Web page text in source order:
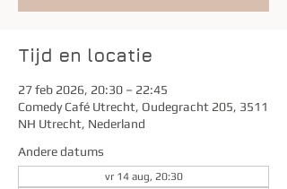
Tijd en locatie
27 feb 2026, 20:30 – 22:45
Comedy Café Utrecht, Oudegracht 205, 3511
NH Utrecht, Nederland
Andere datums
vr 14 aug, 20:30